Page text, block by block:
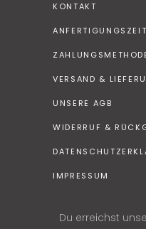
KONTAKT
ANFERTIGUNGSZEIT
VERSAND &
UNSERE AGB
WIDERRUF &
IMPRESSUM
Du erreichst